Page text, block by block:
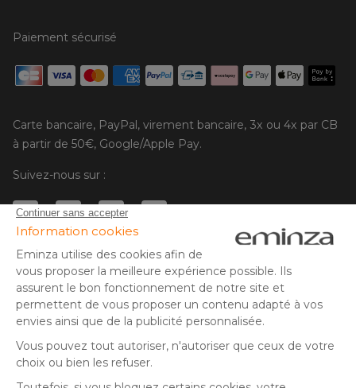
Paiement sécurisé
Carte bancaire, PayPal, virement bancaire, 3x ou 4x par CB
à partir de 50€, Google/Apple Pay.
Suivez-nous sur :
© Copyright 2025 Eminza | Tous droits réservés |
ESPAÑA
ITALIE
DEUTSCHLAND
NEDERLAND
FRA
* Vous disposez de 30 jours (à compter de la réception ou du
retrait de votre colis) pour effectuer un retour de produits et
vous faire rembourser. Hors colis volumineux